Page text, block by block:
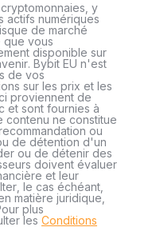
y
actifs numériques
de marché
que vous
disponible sur
Bybit EU n'est
de vos
sur les prix et les
proviennent de
et sont fournies à
contenu ne constitue
ou
de détention d'un
ou de détenir des
doivent évaluer
et leur
le cas échéant,
matière juridique,
plus
les Conditions